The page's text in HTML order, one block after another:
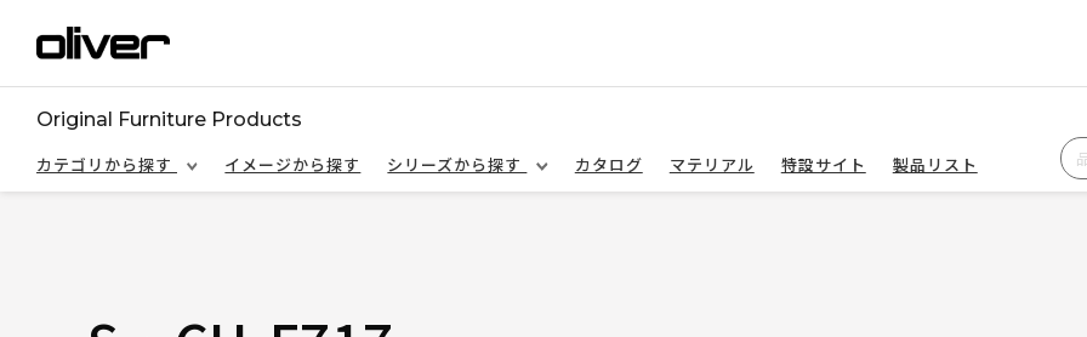
Original Furniture Products
カテゴリから探す
イメージから探す シリーズから探す カタログ マテリアル 特設サイト 製品リスト